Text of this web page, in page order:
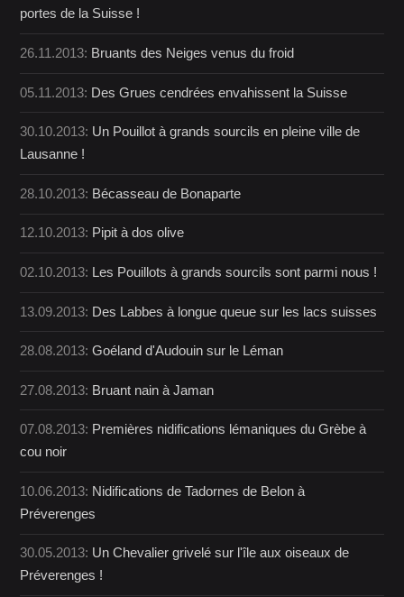
portes de la Suisse !
26.11.2013: Bruants des Neiges venus du froid
05.11.2013: Des Grues cendrées envahissent la Suisse
30.10.2013: Un Pouillot à grands sourcils en pleine ville de
Lausanne !
28.10.2013: Bécasseau de Bonaparte
12.10.2013: Pipit à dos olive
02.10.2013: Les Pouillots à grands sourcils sont parmi nous !
13.09.2013: Des Labbes à longue queue sur les lacs suisses
28.08.2013:Goéland d'Audouin sur le Léman
27.08.2013: Bruant nain à Jaman
07.08.2013: Premières nidifications lémaniques du Grèbe à
cou noir
10.06.2013: Nidifications de Tadornes de Belon à
Préverenges
30.05.2013: Un Chevalier grivelé sur l'île aux oiseaux de
Préverenges !